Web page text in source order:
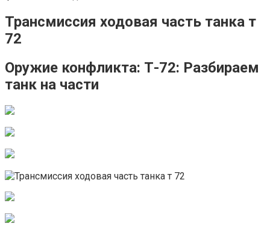
Трансмиссия ходовая часть танка т
72
Оружие конфликта: Т-72: Разбираем
танк на части